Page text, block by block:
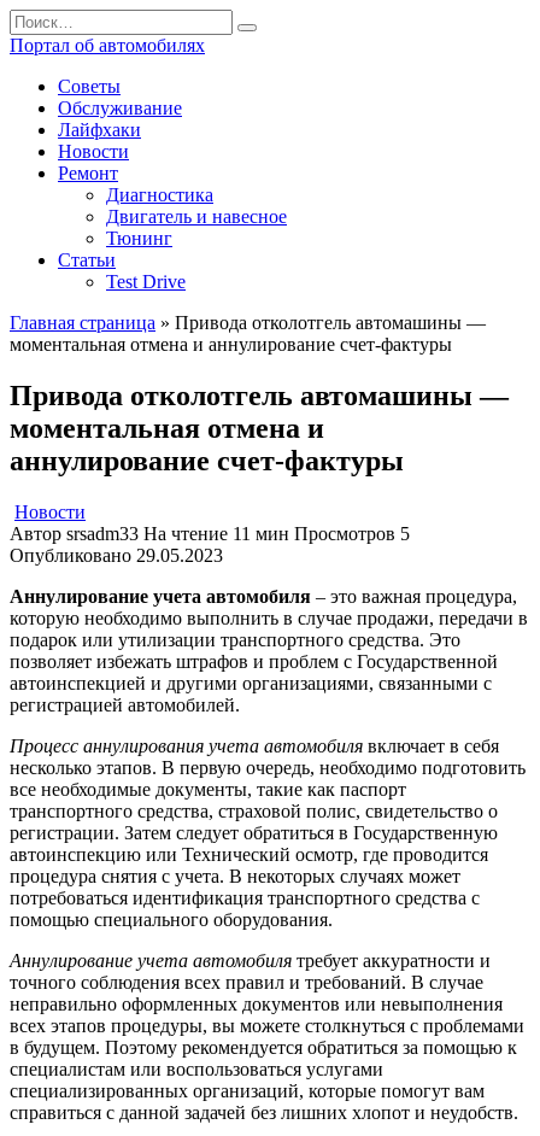
Перейти
к
содержанию
Search
for:
Портал об автомобилях
Советы
Обслуживание
Лайфхаки
Новости
Ремонт
Диагностика
Двигатель и навесное
Тюнинг
Статьи
Test Drive
Главная страница » Привода отколотгель автомашины —
моментальная отмена и аннулирование счет-фактуры
Привода отколотгель автомашины —
моментальная отмена и
аннулирование счет-фактуры
Новости
Автор srsadm33 На чтение 11 мин Просмотров 5
Опубликовано 29.05.2023
Аннулирование учета автомобиля – это важная процедура,
которую необходимо выполнить в случае продажи, передачи в
подарок или утилизации транспортного средства. Это
позволяет избежать штрафов и проблем с Государственной
автоинспекцией и другими организациями, связанными с
регистрацией автомобилей.
Процесс аннулирования учета автомобиля включает в себя
несколько этапов. В первую очередь, необходимо подготовить
все необходимые документы, такие как паспорт
транспортного средства, страховой полис, свидетельство о
регистрации. Затем следует обратиться в Государственную
автоинспекцию или Технический осмотр, где проводится
процедура снятия с учета. В некоторых случаях может
потребоваться идентификация транспортного средства с
помощью специального оборудования.
Аннулирование учета автомобиля требует аккуратности и
точного соблюдения всех правил и требований. В случае
неправильно оформленных документов или невыполнения
всех этапов процедуры, вы можете столкнуться с проблемами
в будущем. Поэтому рекомендуется обратиться за помощью к
специалистам или воспользоваться услугами
специализированных организаций, которые помогут вам
справиться с данной задачей без лишних хлопот и неудобств.